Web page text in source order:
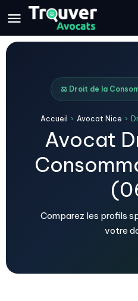
⚖️ Droit de la
Accueil › Avocat Nice ›
Avocat
Comparez les profils
votre